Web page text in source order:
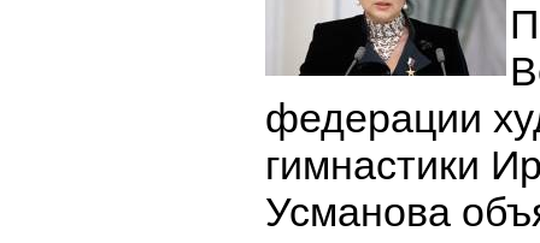
федерации
гимнастики
Усманова